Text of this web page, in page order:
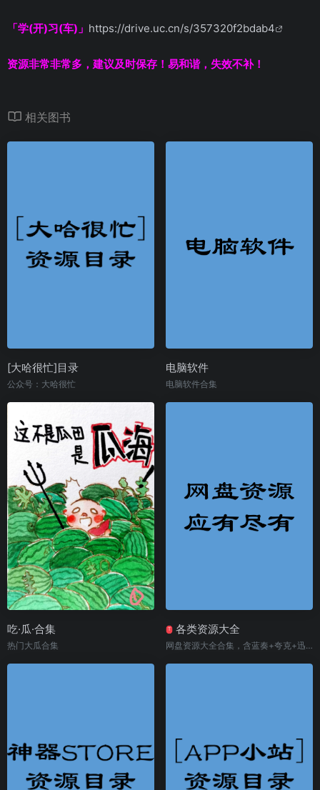
「学(开)习(车)」 https://drive.uc.cn/s/357320f2bdab4
资源非常非常多，建议及时保存！易和谐，失效不补！
相关图书
[大哈很忙]目录
公众号：大哈很忙
电脑软件
电脑软件合集
吃·瓜·合集
热门大瓜合集
T 各类资源大全
网盘资源大全合集，含蓝奏+夸克+迅雷+UC